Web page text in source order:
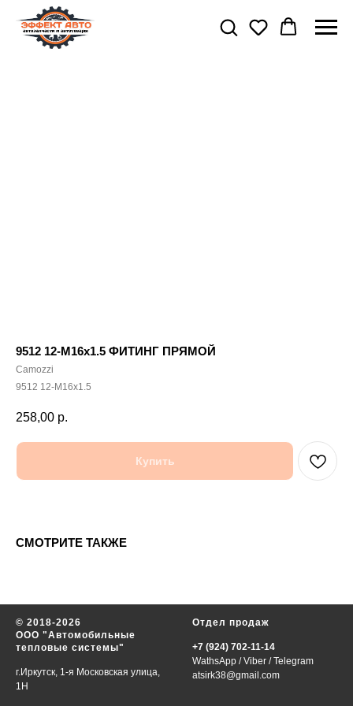
9512 12-M16x1.5 ФИТИНГ ПРЯМОЙ
Camozzi
9512 12-M16x1.5
258,00 р.
Купить
СМОТРИТЕ ТАКЖЕ
© 2018-2026
ООО "Автомобильные
тепловые системы"
г.Иркутск, 1-я Московская улица,
1Н
Отдел продаж
+7 (924) 702-11-14
WathsApp /Viber /Telegram
atsirk38@gmail.com